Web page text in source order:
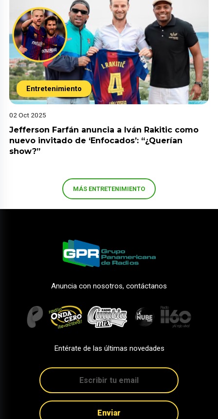
Entretenimiento
02 Oct 2025
Jefferson Farfán anuncia a Iván Rakitic como
nuevo invitado de ‘Enfocados’: “¿Querían
show?”
MÁS ENTRETENIMIENTO
Anuncia con nosotros, contáctanos
Entérate de las últimas novedades
Enviar